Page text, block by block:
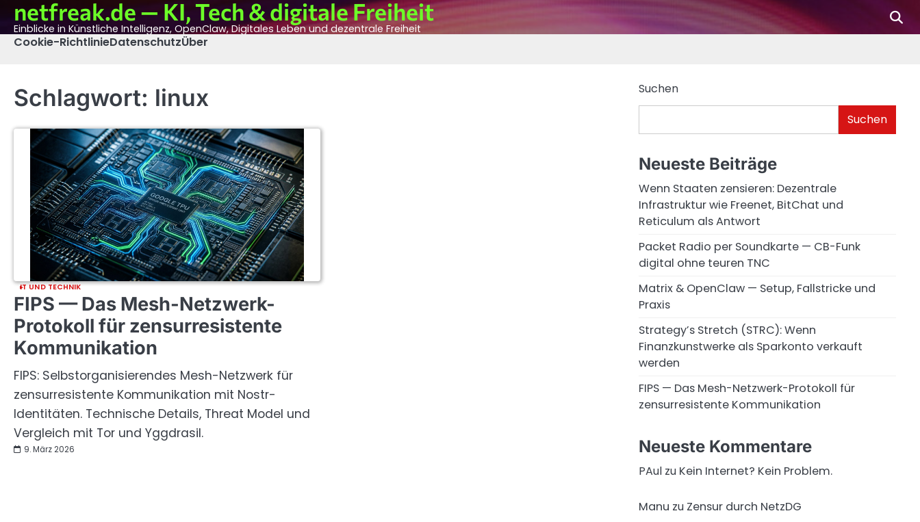
Skip
content
netfreak.de — KI, Tech & digitale Freiheit
Einblicke in Künstliche Intelligenz, OpenClaw, Digitales Leben und dezentrale Freiheit
Cookie-RichtlinieDatenschutzÜber
Schlagwort: linux
IT UND TECHNIK
FIPS — Das Mesh-Netzwerk-
Protokoll für zensurresistente
Kommunikation
FIPS: Selbstorganisierendes Mesh-Netzwerk für
zensurresistente Kommunikation mit Nostr-
Identitäten. Technische Details, Threat Model und
Vergleich mit Tor und Yggdrasil.
9. März 2026
Suchen
Suchen
Neueste Beiträge
Wenn Staaten zensieren: Dezentrale
Infrastruktur wie Freenet, BitChat und
Reticulum als Antwort
Packet Radio per Soundkarte — CB-Funk
digital ohne teuren TNC
Matrix & OpenClaw — Setup, Fallstricke und
Praxis
Strategy’s Stretch (STRC): Wenn
Finanzkunstwerke als Sparkonto verkauft
werden
FIPS — Das Mesh-Netzwerk-Protokoll für
zensurresistente Kommunikation
Neueste Kommentare
PAulzu Kein Internet? Kein Problem.
Manu zu Zensur durch NetzDG